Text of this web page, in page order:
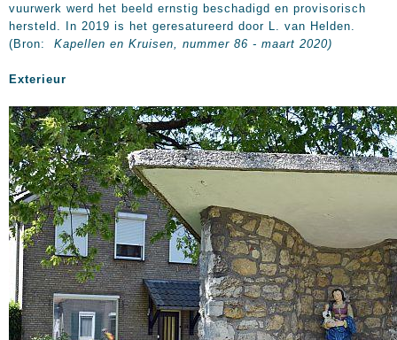
vuurwerk werd het beeld ernstig beschadigd en provisorisch
hersteld. In 2019 is het geresatureerd door L. van Helden.
(Bron:
Kapellen en Kruisen, nummer 86 - maart 2020)
Exterieur